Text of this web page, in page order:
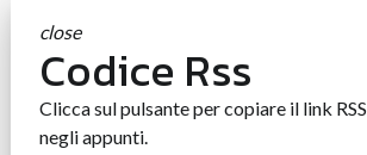
close
Codice Rss
Clicca sul pulsante per copiare il link RSS
negli appunti.